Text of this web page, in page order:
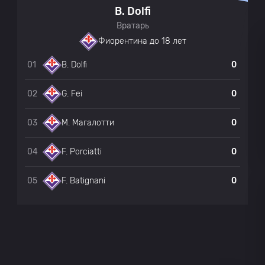
Фиорентина до 18 лет
Фиорентина до 18 лет
Фиорентина до 18 лет
Фиорентина до 18 лет
B. Dolfi
Вратарь
Фиорентина до 18 лет
01 B. Dolfi 0
02 G. Fei 0
03 М. Магалотти 0
04 F. Porciatti 0
05 F. Batignani 0